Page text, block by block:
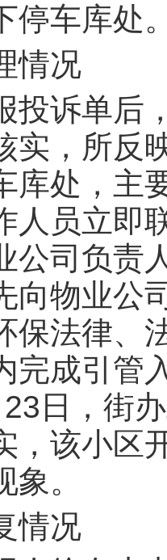
停车库处
况
诉单后，
实，所反
库处，主
人员立即
公司负责
向物业公
保法律、
完成引管
日，街
，该小区
。
况